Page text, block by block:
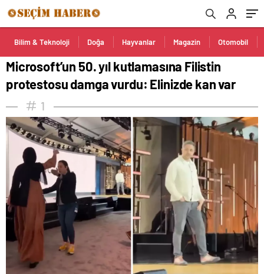
Bilim & Teknoloji Doğa Hayvanlar Magazin Otomobil
Microsoft’un 50. yıl kutlamasına Filistin
protestosu damga vurdu: Elinizde kan var
1